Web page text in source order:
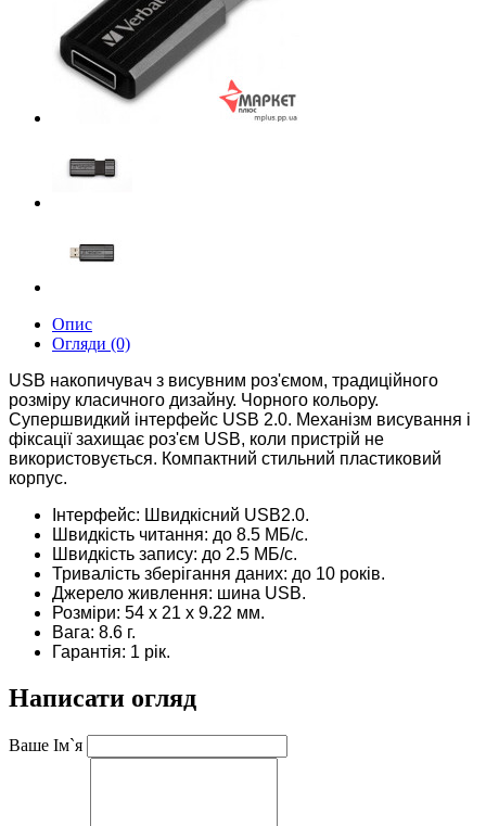
Опис
Огляди (0)
USB накопичувач з висувним роз'ємом, традиційного
розміру класичного дизайну. Чорного кольору.
Супершвидкий інтерфейс USB 2.0. Механізм висування і
фіксації захищає роз'єм USB, коли пристрій не
використовується. Компактний стильний пластиковий
корпус.
Інтерфейс: Швидкісний USB2.0.
Швидкість читання: до 8.5 МБ/с.
Швидкість запису: до 2.5 МБ/с.
Тривалість зберігання даних: до 10 років.
Джерело живлення: шина USB.
Розміри: 54 х 21 х 9.22 мм.
Вага: 8.6 г.
Гарантія: 1 рік.
Написати огляд
Ваше Ім`я